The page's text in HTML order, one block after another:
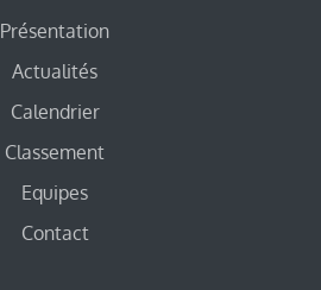
Présentation
Actualités
Calendrier
Classement
Equipes
Contact